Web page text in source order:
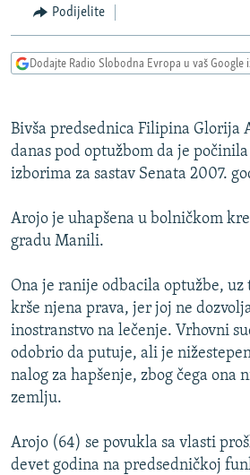
navigaciju
Pređite
na
CRNA GORA
VIDEO
INFOGRAFIKE
PODCASTI
KINA NA BALKANU
RSE PRIČE IZ SVIJETA
ISPRIČAJ MI
DNEVNO@RSE
VIŠE OD NASLOVA
GENOCID U SREBRENICI
POPLAVE I KLIZIŠTA U BIH 2024.
TV LIBERTY
POST SCRIPTUM
MOJA EVROPA
PRATITE NAS
Sve RFE/RL stranice
Podijelite
Dodajte Radio Slobodna Evropa u vaš Google
Bivša predsednica Filipina Glorija
danas pod optužbom da je
izborima za sastav Senata 2007.
Arojo je uhapšena u bolničkom
gradu Manili.
Ona je ranije odbacila optužbe,
krše njena prava, jer joj ne
inostranstvo na lečenje. Vrhovni
odobrio da putuje, ali je
nalog za hapšenje, zbog čega ona
zemlju.
Arojo (64) se povukla sa vlasti
devet godina na predsedničkoj